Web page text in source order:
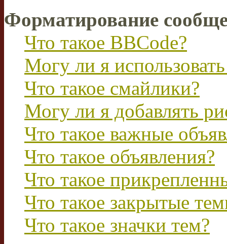
Форматирование
Что такое BBCode?
Могу ли я
Что такое смайлики?
Могу ли я добавлять
Что такое важные
Что такое объявления?
Что такое
Что такое закрытые
Что такое значки тем?